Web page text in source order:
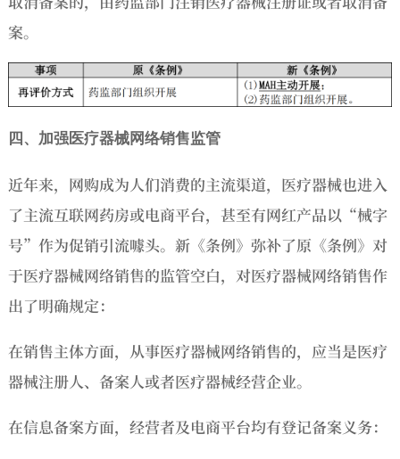
案。
四、加强医疗器械网络销售监管
近年来，网购成为人们消费的主流渠道，医疗器械也进入
了主流互联网药房或电商平台，甚至有网红产品以“械字
号”作为促销引流噱头。新《条例》弥补了原《条例》对
于医疗器械网络销售的监管空白，对医疗器械网络销售作
出了明确规定：
在销售主体方面，从事医疗器械网络销售的，应当是医疗
器械注册人、备案人或者医疗器械经营企业。
在信息备案方面，经营者及电商平台均有登记备案义务：